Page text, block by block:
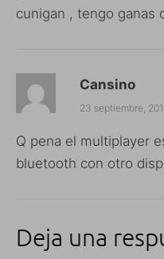
cunigan , tengo ganas
Cansino
23 septiembre,
Q pena el multiplayer
bluetooth con otro
Deja una